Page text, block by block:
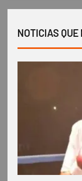
NOTICIAS QUE